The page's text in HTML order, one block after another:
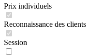
Prix individuels
Reconnaissance des clients
Session